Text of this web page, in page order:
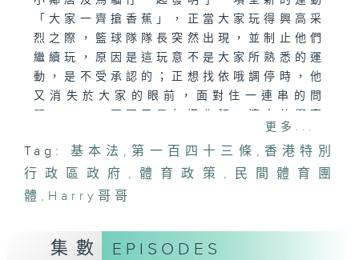
「大家一齊搶香蕉」，正當大家玩得興高采
烈之際，籃球隊隊長突然出現，並制止他們
繼續玩，原因是這玩意不是大家所熟悉的運
動，是不受承認的；正想找依哦調停時，他
又消失於大家的眼前，面對住一連串的問
《基本法》第一百四十三條
香港特別行政區政府自行制定體育政策。民
更多...
Tag: 基本法 , 第一百四十三條 , 香港特別
行政區政府 , 體育政策 ,
民間體育團
體 , Harry哥哥
集數 EPISODES